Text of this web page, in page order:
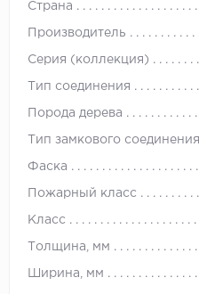
Страна
Производитель
Серия (коллекция)
Тип соединения
Порода дерева
Тип замкового соединения
Фаска
Пожарный класс
Класс
Толщина, мм
Ширина, мм